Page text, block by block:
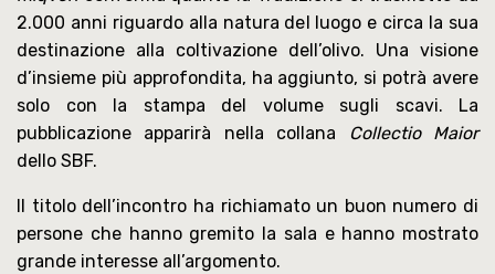
2.000 anni riguardo alla natura del luogo e circa la sua
destinazione alla coltivazione dell’olivo. Una visione
d’insieme più approfondita, ha aggiunto, si potrà avere
solo con la stampa del volume sugli scavi. La
pubblicazione apparirà nella collana
Collectio Maior
dello SBF.
Il titolo dell’incontro ha richiamato un buon numero di
persone che hanno gremito la sala e hanno mostrato
grande interesse all’argomento.